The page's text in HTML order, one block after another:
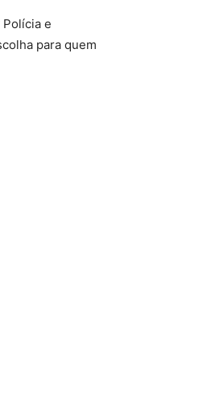
e
para quem